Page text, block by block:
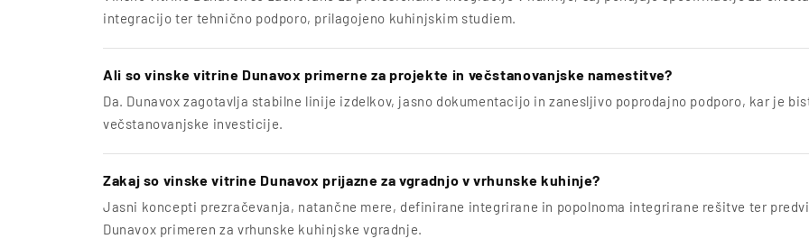
integracijo ter tehnično podporo, prilagojeno kuhinjskim studiem.
Ali so vinske vitrine Dunavox primerne za projekte in večstanovanjske namestitve?
Da. Dunavox zagotavlja stabilne linije izdelkov, jasno dokumentacijo in zanesljivo poprodajno podporo, kar je
večstanovanjske investicije.
Zakaj so vinske vitrine Dunavox prijazne za vgradnjo v vrhunske kuhinje?
Jasni koncepti prezračevanja, natančne mere, definirane integrirane in popolnoma integrirane rešitve ter
Dunavox primeren za vrhunske kuhinjske vgradnje.